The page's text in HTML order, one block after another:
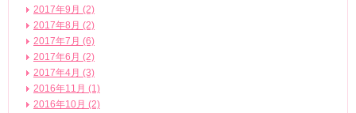
2017年9月 (2)
2017年8月 (2)
2017年7月 (6)
2017年6月 (2)
2017年4月 (3)
2016年11月 (1)
2016年10月 (2)